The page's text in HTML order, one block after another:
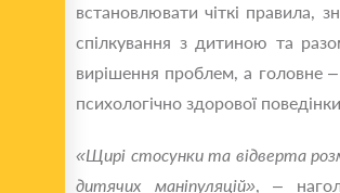
встановлювати чіткі правила,
спілкування з дитиною та
вирішення проблем, а головне
психологічно здорової
«Щирі стосунки та відверта
дитячих маніпуляцій», –